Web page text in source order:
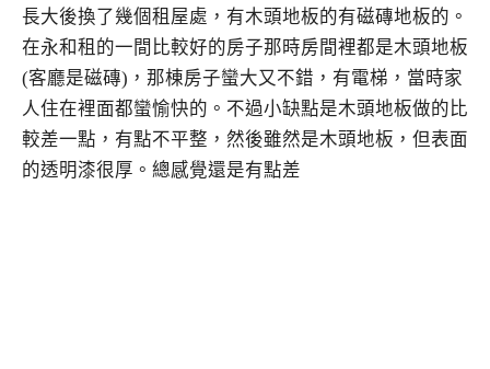
長大後換了幾個租屋處，有木頭地板的有磁磚地板的。
在永和租的一間比較好的房子那時房間裡都是木頭地板
(客廳是磁磚)，那棟房子蠻大又不錯，有電梯，當時家
人住在裡面都蠻愉快的。不過小缺點是木頭地板做的比
較差一點，有點不平整，然後雖然是木頭地板，但表面
的透明漆很厚。總感覺還是有點差